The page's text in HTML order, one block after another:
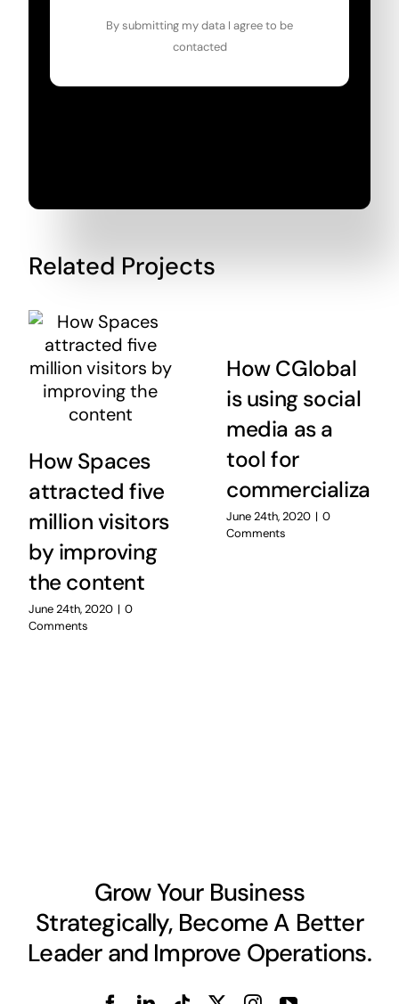
By submitting my data I agree to be
contacted
Related Projects
How Spaces
attracted five
million visitors
by improving
the content
June 24th, 2020 | 0
Comments
How CGlobal
is using social
media as a
tool for
June 24th, 2020 | 0
Comments
Grow Your Business
Strategically, Become A Better
Leader and Improve Operations.